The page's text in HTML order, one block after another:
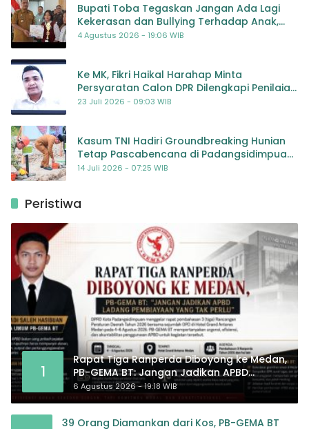
Bupati Toba Tegaskan Jangan Ada Lagi
Kekerasan dan Bullying Terhadap Anak,
Dorong Kolaborasi Seluruh Pihak
4 Agustus 2026 - 19:06 WIB
Ke MK, Fikri Haikal Harahap Minta
Persyaratan Calon DPR Dilengkapi Penilaian
Kompetensi
23 Juli 2026 - 09:03 WIB
Kasum TNI Hadiri Groundbreaking Hunian
Tetap Pascabencana di Padangsidimpuan,
Harapan Baru bagi Penyintas
14 Juli 2026 - 07:25 WIB
Peristiwa
1
Rapat Tiga Ranperda Diboyong ke Medan,
PB-GEMA BT: Jangan Jadikan APBD
Ladang Pembiayaan yang Tak Perlu
6 Agustus 2026 - 19:18 WIB
39 Orang Diamankan dari Kos, PB-GEMA BT